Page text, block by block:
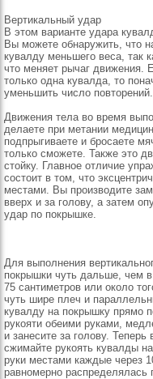
Вертикальный удар
В этом варианте удара
Вы можете обнаружить, что
кувалду меньшего веса, так
что меняет рычаг движения.
только одна кувалда, то
уменьшить число повторений.
Движения тела во время
делаете при метании
подпрыгиваете и бросаете
только сможете. Также это
стойку. Главное отличие
состоит в том, что
местами. Вы производите
вверх и за голову, а затем
удар по покрышке.
Для выполнения
покрышки чуть дальше, чем
75 сантиметров или около
чуть шире плеч и
кувалду на покрышку прямо
рукояти обеими руками,
и занесите за голову.
сжимайте рукоять кувалды
руки местами каждые через
равномерно распределялась